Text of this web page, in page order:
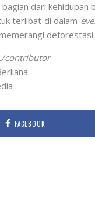
dari kehidupan
terlibat di dalam
contributor
FACEBOOK